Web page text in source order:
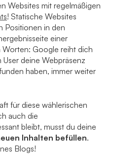
Websites mit regelmäßigen
! Statische Websites
Positionen in den
einer
Google reiht dich
deine Webpräsenz
haben, immer weiter
für diese wählerischen
auch die
bleibt, musst du deine
Inhalten befüllen.
Blogs!